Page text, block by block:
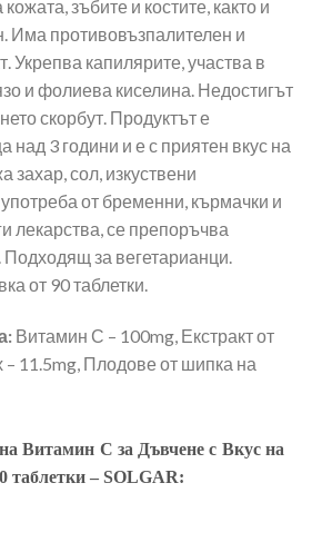
зъбите и костите, както и
Има противовъзпалителен и
Укрепва капилярите, участва в
и фолиева киселина. Недостигът
скорбут. Продуктът е
над 3 години и е с приятен вкус на
захар, сол, изкуствени
от бременни, кърмачки и
лекарства, се препоръчва
Подходящ за вегетарианци.
от 90 таблетки.
Витамин С – 100mg, Екстракт от
11.5mg, Плодове от шипка на
наВитамин С за Дъвчене с Вкус на
таблетки – SOLGAR: